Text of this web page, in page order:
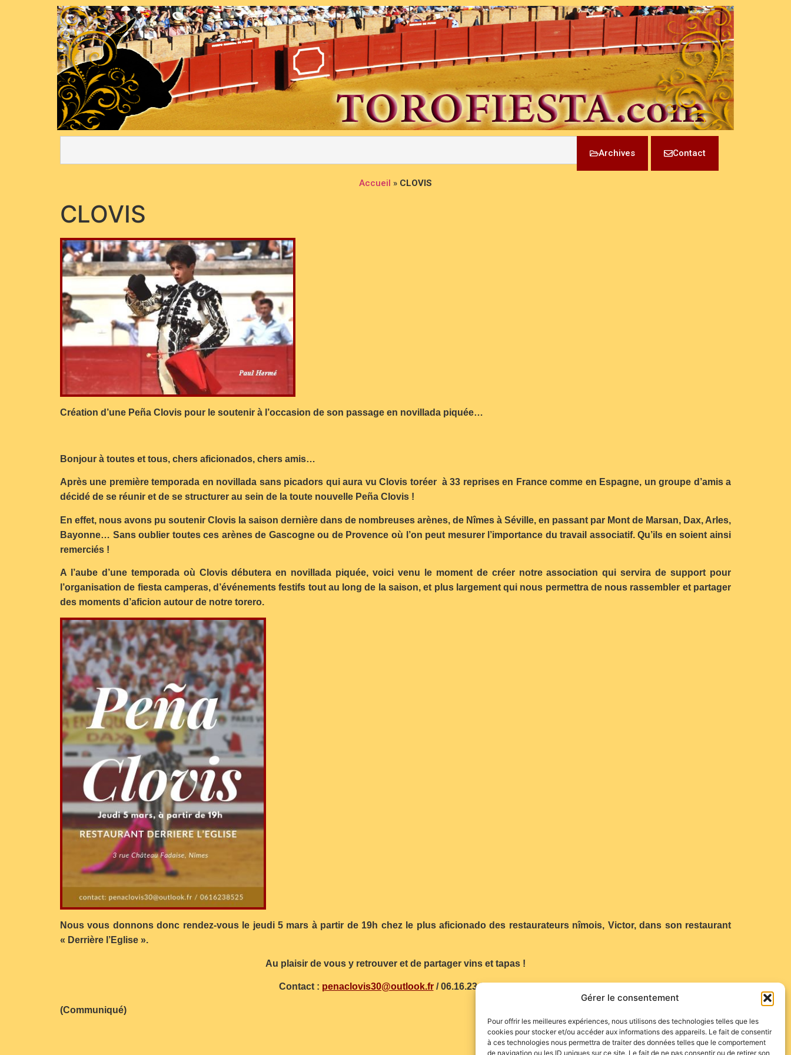
Gérer le consentement
Pour offrir les meilleures expériences, nous utilisons des technologies telles que les
cookies pour stocker et/ou accéder aux informations des appareils. Le fait de consentir
à ces technologies nous permettra de traiter des données telles que le comportement
de navigation ou les ID uniques sur ce site. Le fait de ne pas consentir ou de retirer son
Archives Contact
Accueil » CLOVIS
CLOVIS
Création d’une Peña Clovis pour le soutenir à l’occasion de son passage en novillada piquée…
Bonjour à toutes et tous, chers aficionados, chers amis…
Après une première temporada en novillada sans picadors qui aura vu Clovis toréer à 33 reprises en France comme en Espagne, un groupe d’amis a
décidé de se réunir et de se structurer au sein de la toute nouvelle Peña Clovis !
En effet, nous avons pu soutenir Clovis la saison dernière dans de nombreuses arènes, de Nîmes à Séville, en passant par Mont de Marsan, Dax, Arles,
Bayonne… Sans oublier toutes ces arènes de Gascogne ou de Provence où l’on peut mesurer l’importance du travail associatif. Qu’ils en soient ainsi
remerciés !
A l’aube d’une temporada où Clovis débutera en novillada piquée, voici venu le moment de créer notre association qui servira de support pour
l’organisation de fiesta camperas, d’événements festifs tout au long de la saison, et plus largement qui nous permettra de nous rassembler et partager
des moments d’aficion autour de notre torero.
Nous vous donnons donc rendez-vous le jeudi 5 mars à partir de 19h chez le plus aficionado des restaurateurs nîmois, Victor, dans son restaurant
« Derrière l’Eglise ».
Au plaisir de vous y retrouver et de partager vins et tapas !
Contact : penaclovis30@outlook.fr / 06.16.23.85.25…
(Communiqué)